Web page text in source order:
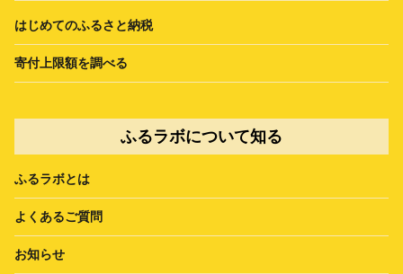
はじめてのふるさと納税
寄付上限額を調べる
ふるラボについて知る
ふるラボとは
よくあるご質問
お知らせ